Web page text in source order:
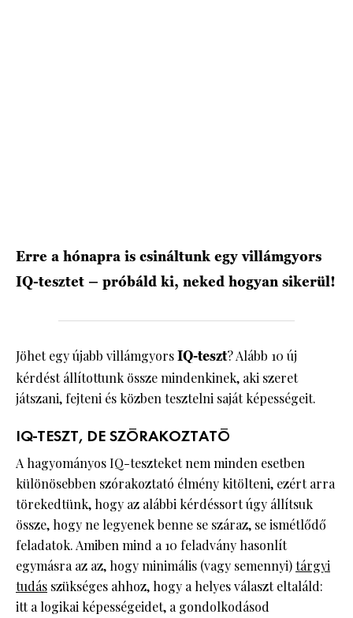
Erre a hónapra is csináltunk egy villámgyors
IQ-tesztet – próbáld ki, neked hogyan sikerül!
Jöhet egy újabb villámgyorsIQ-teszt? Alább 10 új
kérdést állítottunk össze mindenkinek, aki szeret
játszani, fejteni és közben tesztelni saját képességeit.
IQ-TESZT, DE SZÓRAKOZTATÓ
A hagyományos IQ-teszteket nem minden esetben
különösebben szórakoztató élmény kitölteni, ezért arra
törekedtünk, hogy az alábbi kérdéssort úgy állítsuk
össze, hogy ne legyenek benne se száraz, se ismétlődő
feladatok. Amiben mind a 10 feladvány hasonlít
egymásra az az, hogy minimális (vagy semennyi)tárgyi
tudás szükséges ahhoz, hogy a helyes választ eltaláld:
itt a logikai képességeidet, a gondolkodásod